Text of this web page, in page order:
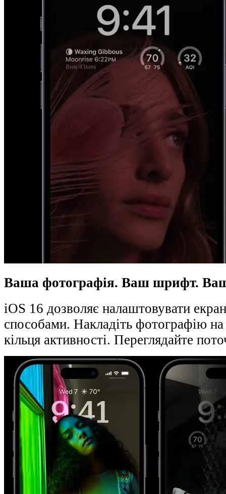
Ваша фотографія. Ваш шрифт.
iOS 16 дозволяє налаштовувати
способами. Накладіть фотографію
кільця активності. Переглядайте